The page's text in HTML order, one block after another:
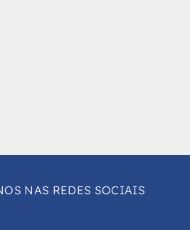
NAS REDES SOCIAIS